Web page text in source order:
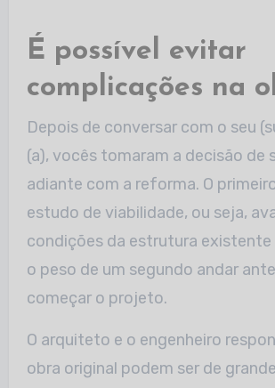
É possível evitar
complicações na
Depois de conversar com o seu
(a), vocês tomaram a decisão de
adiante com a reforma. O
estudo de viabilidade, ou seja,
condições da estrutura existente
o peso de um segundo andar
começar o projeto.
O arquiteto e o engenheiro
obra original podem ser de